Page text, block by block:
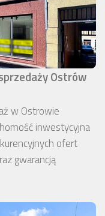
Ostrów
w Ostrowie
inwestycyjna
ofert
gwarancją